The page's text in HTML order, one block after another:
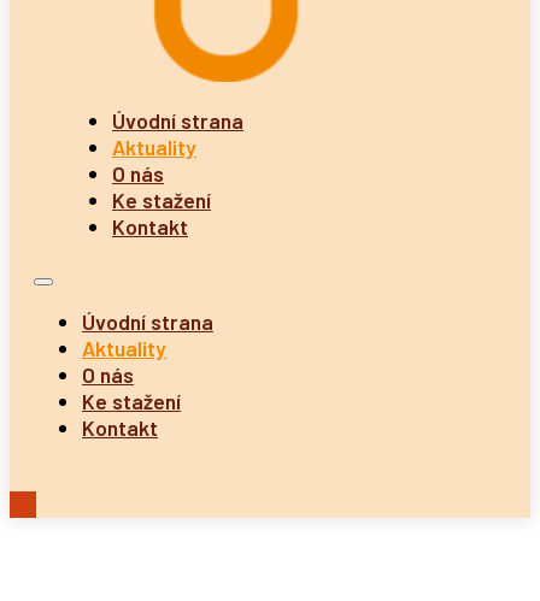
Úvodní strana
Aktuality
O nás
Ke stažení
Kontakt
Úvodní strana
Aktuality
O nás
Ke stažení
Kontakt